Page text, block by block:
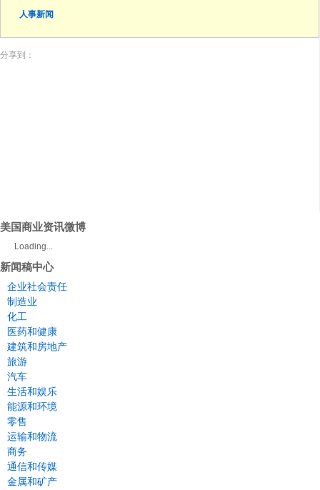
人事新闻
分享到：
美国商业资讯微博
Loading...
新闻稿中心
企业社会责任
制造业
化工
医药和健康
建筑和房地产
旅游
汽车
生活和娱乐
能源和环境
零售
运输和物流
商务
通信和传媒
金属和矿产